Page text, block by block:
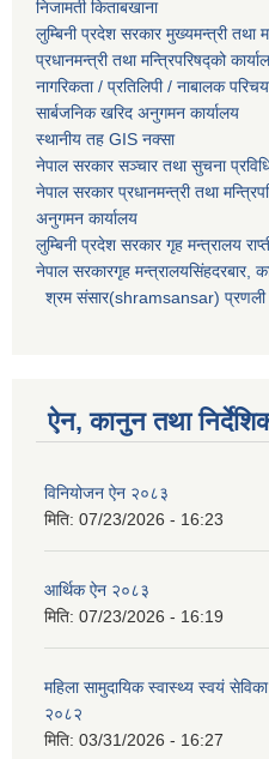
निजामती किताबखाना
लुम्बिनी प्रदेश सरकार मुख्यमन्त्री तथा
प्रधानमन्त्री तथा मन्त्रिपरिषद्को
नागरिकता / प्रतिलिपी / नाबालक
सार्बजनिक खरिद अनुगमन कार्यालय
स्थानीय तह GIS नक्सा
नेपाल सरकारसञ्चार तथा सुचना
नेपाल सरकार प्रधानमन्त्री तथा
अनुगमन कार्यालय
लुम्बिनी प्रदेश सरकार गृह मन्त्रालय
नेपाल सरकारगृह मन्त्रालयसिंहदरबार,
श्रम संसार(shramsansar) प्रणली
ऐन, कानुन तथा
विनियोजन ऐन २०८३
मिति: 07/23/2026 - 16:23
आर्थिक ऐन २०८३
मिति: 07/23/2026 - 16:19
महिला सामुदायिक स्वास्थ्य स्वयं
२०८२
मिति: 03/31/2026 - 16:27